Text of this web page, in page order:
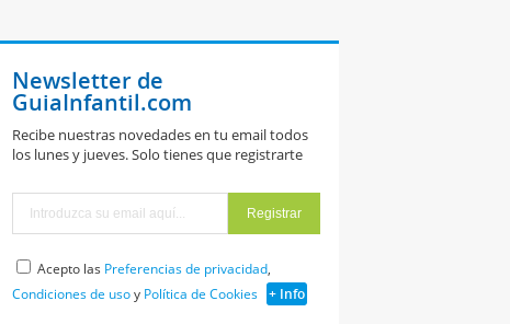
Newsletter de
GuiaInfantil.com
Recibe nuestras novedades en tu email todos
los lunes y jueves. Solo tienes que registrarte
Acepto las Preferencias de privacidad,
Condiciones de usoy Política de Cookies + Info